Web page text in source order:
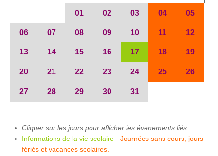
01 02 03 04 05
06 07 08 09 10 11 12
13 14 15 16 17 18 19
20 21 22 23 24 25 26
27 28 29 30 31
Cliquer sur les jours pour afficher les évenements liés.
Informations de la vie scolaire · Journées sans cours, jours
fériés et vacances scolaires.